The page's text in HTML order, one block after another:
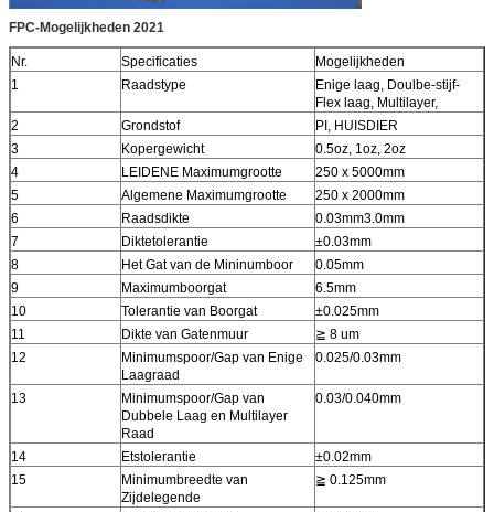
FPC-Mogelijkheden 2021
Nr. Specificaties
Mogelijkheden
1
Raadstype
Enige laag, Doulbe-stijf-
Flex laag, Multilayer,
2
Grondstof
PI, HUISDIER
3
Kopergewicht
0.5oz, 1oz, 2oz
4
LEIDENE Maximumgrootte
250 x 5000mm
5
Algemene Maximumgrootte
250 x 2000mm
6
Raadsdikte
0.03mm3.0mm
7
Diktetolerantie
±0.03mm
8
Het Gat van de Mininumboor
0.05mm
9
Maximumboorgat
6.5mm
10
Tolerantie van Boorgat
±0.025mm
11
Dikte van Gatenmuur ≧ 8 um
12
Minimumspoor/Gap van Enige
Laagraad
0.025/0.03mm
13
Minimumspoor/Gap van
Dubbele Laag en Multilayer
Raad
0.03/0.040mm
14 Etstolerantie
±0.02mm
15
Minimumbreedte van
Zijdelegende
≧ 0.125mm